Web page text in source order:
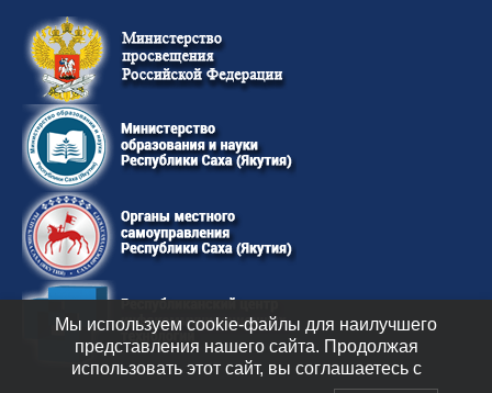
Мы используем cookie-файлы для наилучшего
представления нашего сайта. Продолжая
использовать этот сайт, вы соглашаетесь с